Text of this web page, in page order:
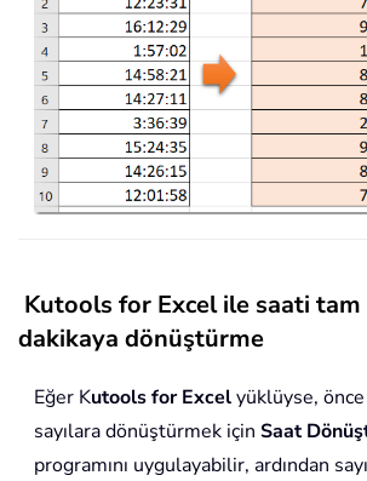
Kutools for Excel ile saati tam
dakikaya dönüştürme
Eğer Kutools for Excelyüklüyse,
sayılara dönüştürmek için Saat
programını uygulayabilir, ardından